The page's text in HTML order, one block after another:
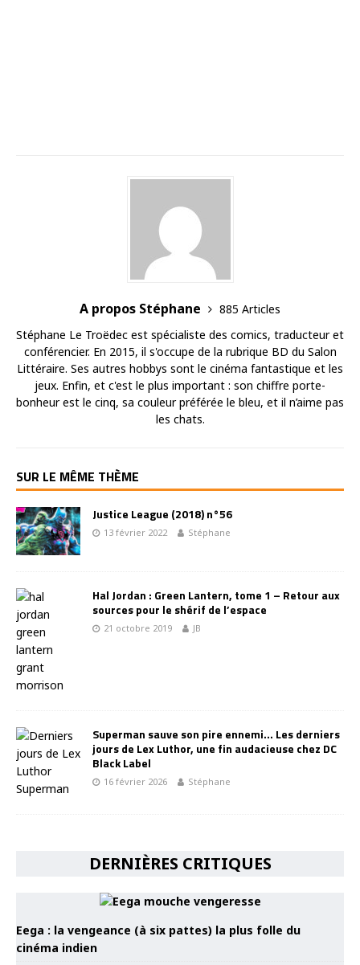
A propos Stéphane
885 Articles
Stéphane Le Troëdec est spécialiste des comics, traducteur et
conférencier. En 2015, il s'occupe de la rubrique BD du Salon
Littéraire. Ses autres hobbys sont le cinéma fantastique et les
jeux. Enfin, et c'est le plus important : son chiffre porte-
bonheur est le cinq, sa couleur préférée le bleu, et il n’aime pas
les chats.
SUR LE MÊME THÈME
Justice League (2018) n°56
13 février 2022 Stéphane
Hal Jordan : Green Lantern, tome 1 – Retour aux
sources pour le shérif de l’espace
21 octobre 2019 JB
Superman sauve son pire ennemi… Les derniers
jours de Lex Luthor, une fin audacieuse chez DC
Black Label
16 février 2026 Stéphane
DERNIÈRES CRITIQUES
Eega : la vengeance (à six pattes) la plus folle du
cinéma indien